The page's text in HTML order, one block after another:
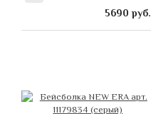
5690 руб.